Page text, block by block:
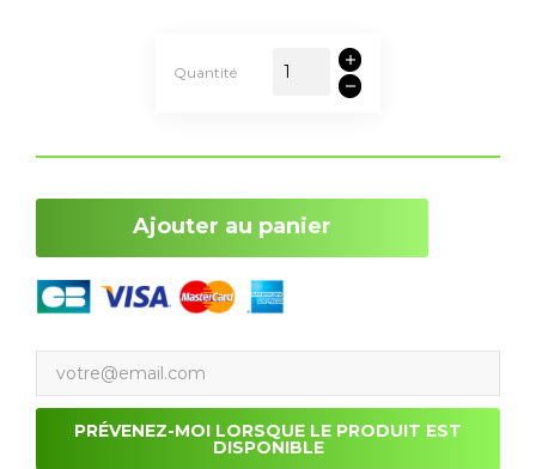
Quantité
Ajouter au panier
PRÉVENEZ-MOI LORSQUE LE PRODUIT EST
DISPONIBLE